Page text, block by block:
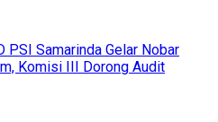
PSI Samarinda Gelar Nobar
Komisi III Dorong Audit